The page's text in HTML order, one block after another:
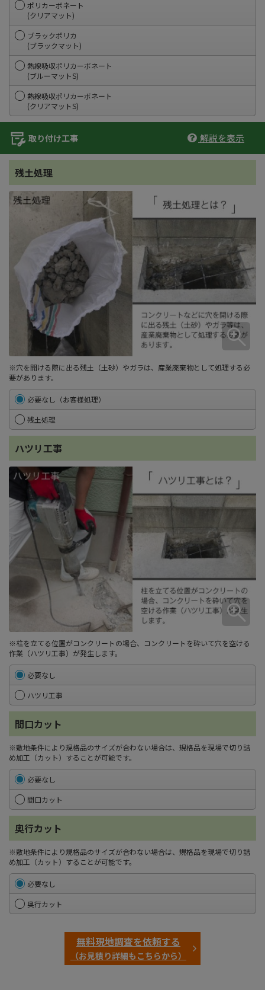
ポリカーボネート
(クリアマット)
ブラックポリカ
(ブラックマット)
熱線吸収ポリカーボネート
(ブルーマットS)
熱線吸収ポリカーボネート
(クリアマットS)
取り付け工事 解説を表示
残土処理
※穴を開ける際に出る残土（土砂）やガラは、産業廃棄物として処理する必
要があります。
必要なし（お客様処理）
残土処理
ハツリ工事
※柱を立てる位置がコンクリートの場合、コンクリートを砕いて穴を空ける
作業（ハツリ工事）が発生します。
必要なし
ハツリ工事
間口カット
※敷地条件により規格品のサイズが合わない場合は、規格品を現場で切り詰
め加工（カット）することが可能です。
必要なし
間口カット
奥行カット
※敷地条件により規格品のサイズが合わない場合は、規格品を現場で切り詰
め加工（カット）することが可能です。
必要なし
奥行カット
無料現地調査を依頼する
（お見積り詳細もこちらから）